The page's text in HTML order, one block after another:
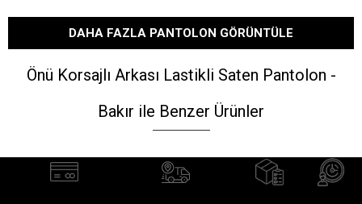
DAHA FAZLA PANTOLON GÖRÜNTÜLE
Önü Korsajlı Arkası Lastikli Saten Pantolon -
Bakır ile Benzer Ürünler